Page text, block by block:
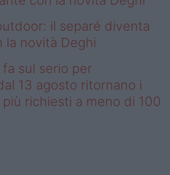
il separé diventa
la novità Deghi
fa sul serio per
13 agosto ritornano i
richiesti a meno di 100